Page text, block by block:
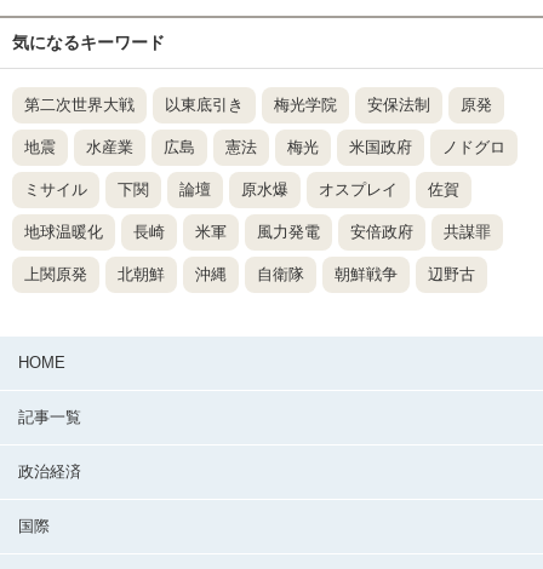
気になるキーワード
第二次世界大戦 以東底引き 梅光学院 安保法制 原発
地震 水産業 広島 憲法 梅光 米国政府 ノドグロ
ミサイル 下関 論壇 原水爆 オスプレイ 佐賀
地球温暖化 長崎 米軍 風力発電 安倍政府 共謀罪
上関原発 北朝鮮 沖縄 自衛隊 朝鮮戦争 辺野古
HOME
記事一覧
政治経済
国際